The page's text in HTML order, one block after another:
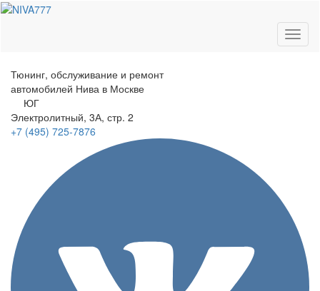
Тюнинг, обслуживание и ремонт
автомобилей Нива в Москве
ЮГ
Электролитный, 3А, стр. 2
+7 (495) 725-7876